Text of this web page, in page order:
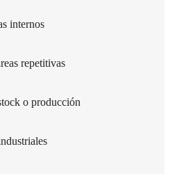
internos
repetitivas
o producción